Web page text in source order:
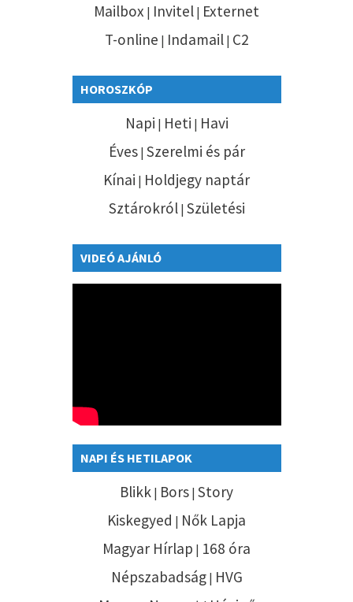
Mailbox | Invitel | Externet
T-online | Indamail| C2
HOROSZKÓP
Napi | Heti | Havi
Éves| Szerelmi és pár
Kínai | Holdjegy naptár
Sztárokról| Születési
VIDEÓ AJÁNLÓ
NAPI ÉS HETILAPOK
Blikk | Bors | Story
Kiskegyed | Nők Lapja
Magyar Hírlap | 168 óra
Népszabadság| HVG